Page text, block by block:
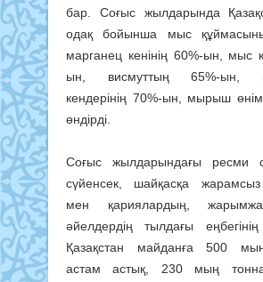
бар. Соғыс жылдарында
одақ бойынша мыс
марганец кенінің 60%-ын, мыс
ын, висмуттың 65%-ын,
кендерінің 70%-ын, мырыш
өндірді.
Соғыс жылдарындағы ресми
сүйенсек, шайқасқа
мен қариялардың,
әйелдердің тылдағы
Қазақстан майданға 500
астам астық, 230 мың